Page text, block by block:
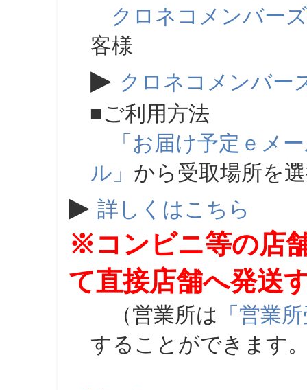
クロネコメンバーズ
客様
▶ クロネコメンバー
■ご利用方法
「お届け予定ｅメ
ル」 から受取場所を
▶ 詳しくはこちら
※コンビニ等の店
て直接店舗へ発送
（営業所は 「営業
することができます